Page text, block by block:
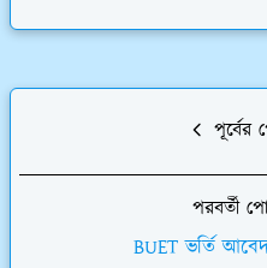
পূর্বের
পরবর্তী
BUET ভর্তি